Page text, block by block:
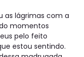
as lágrimas com a
momentos
pelo feito
estou sentindo.